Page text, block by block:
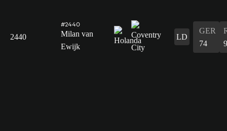
2440
#2440
Milan van
Ewijk
LD
GER
74